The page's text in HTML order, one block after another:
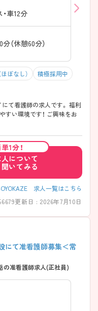
車12分
（休憩60分）
ぼなし） 積極採用中
て看護師の求人です。 福利
すい環境です！ ご興味をお
1分！
について
いてみる
求人一覧はこちら
更新日 : 2026年7月10日
にて准看護師募集＜常
の准看護師求人(正社員)